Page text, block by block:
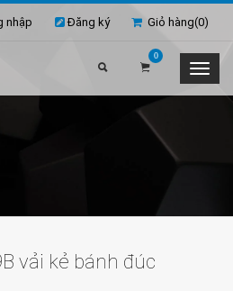
Giỏ hàng(0)
nhập Đăng ký
0
vải kẻ bánh đúc